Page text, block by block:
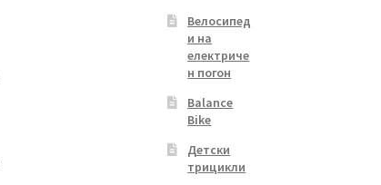
Велосипед
и на
електриче
н погон
Balance
Bike
Детски
трицикли